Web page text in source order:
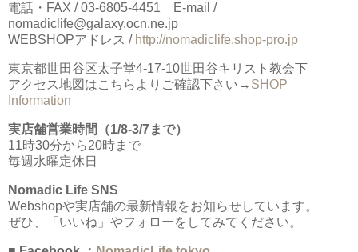
電話・FAX / 03-6805-4451 E-mail /
nomadiclife@galaxy.ocn.ne.jp
WEBSHOPアドレス / http://nomadiclife.shop-pro.jp
東京都世田谷区太子堂4-17-10世田谷キリスト教会下
アクセス地図はこちらよりご確認下さい→ SHOP
Information
実店舗営業時間（1/8-3/7まで）
11時30分から20時まで
毎週水曜定休日
Nomadic Life SNS
Webshopや実店舗の最新情報をお知らせしています。
ぜひ、「いいね」やフォローをしてみてください。